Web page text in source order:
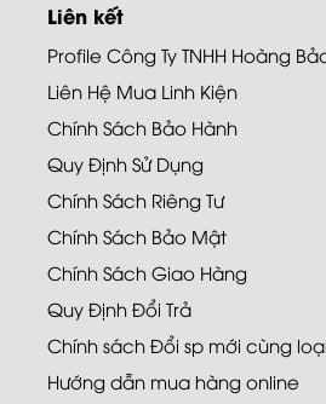
Liên kết
Profile Công Ty TNHH Hoàng
Liên Hệ Mua Linh Kiện
Chính Sách Bảo Hành
Quy Định Sử Dụng
Chính Sách Riêng Tư
Chính Sách Bảo Mật
Chính Sách Giao Hàng
Quy Định Đổi Trả
Chính sách Đổi sp mới cùng
Hướng dẫn mua hàng online